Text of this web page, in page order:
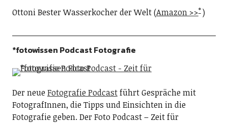
Ottoni Bester Wasserkocher der Welt (Amazon >> )
*fotowissen Podcast Fotografie
Der neueFotografie Podcastführt Gespräche mit
FotografInnen, die Tipps und Einsichten in die
Fotografie geben. Der Foto Podcast – Zeit für